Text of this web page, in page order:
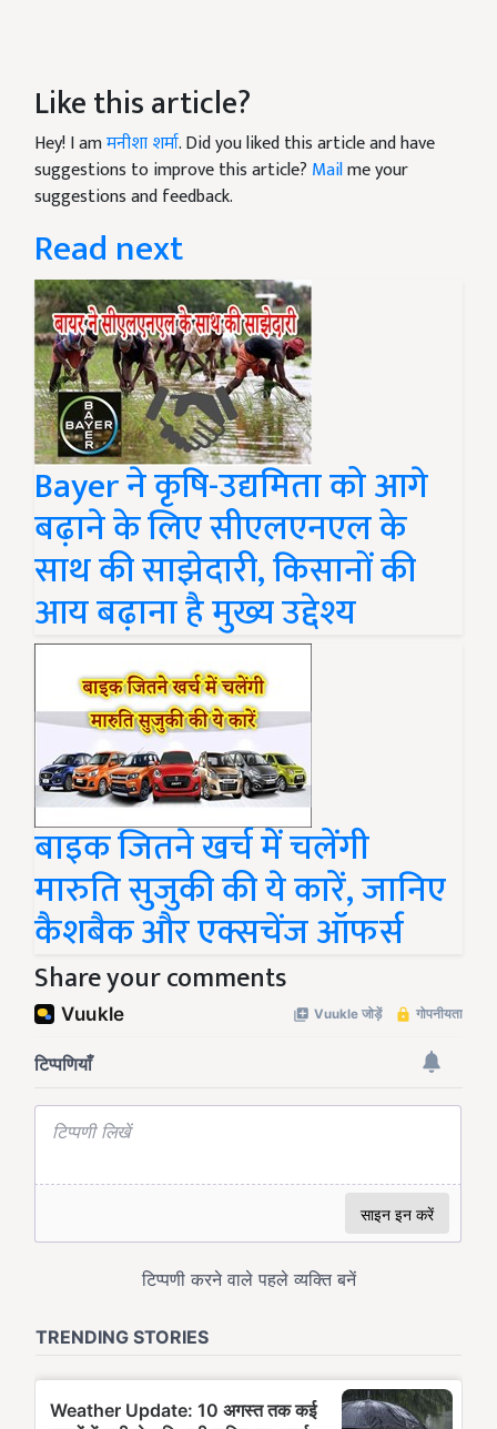
Like this article?
Hey! I amमनीशा शर्मा. Did you liked this article and have
suggestions to improve this article? Mailme your
suggestions and feedback.
Read next
Bayer ने कृषि-उद्यमिता को आगे
बढ़ाने के लिए सीएलएनएल के
साथ की साझेदारी, किसानों की
आय बढ़ाना है मुख्य उद्देश्य
बाइक जितने खर्च में चलेंगी
मारुति सुजुकी की ये कारें, जानिए
कैशबैक और एक्सचेंज ऑफर्स
Share your comments